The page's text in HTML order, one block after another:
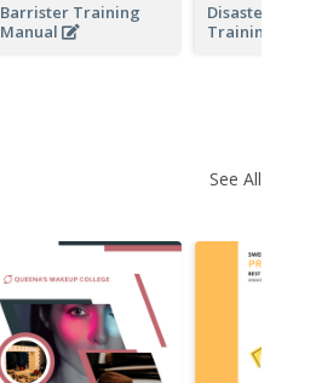
Barrister Training
Manual
Disaster
Training
See All